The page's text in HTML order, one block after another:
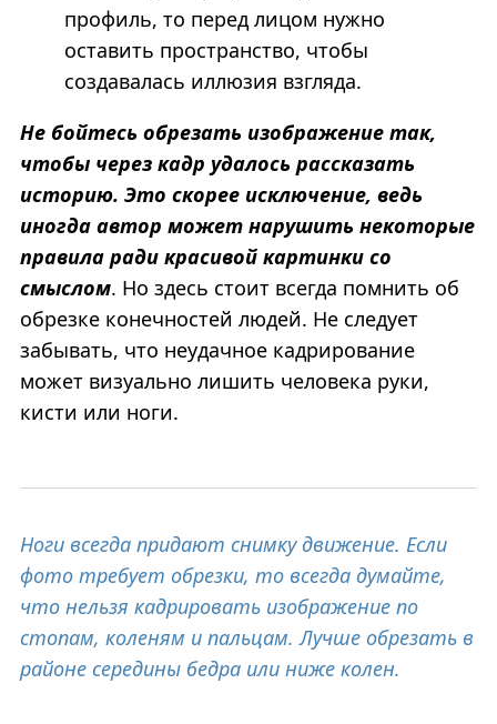
профиль, то перед лицом нужно
оставить пространство, чтобы
создавалась иллюзия взгляда.
Не бойтесь обрезать изображение так,
чтобы через кадр удалось рассказать
историю. Это скорее исключение, ведь
иногда автор может нарушить некоторые
правила ради красивой картинки со
смыслом. Но здесь стоит всегда помнить об
обрезке конечностей людей. Не следует
забывать, что неудачное кадрирование
может визуально лишить человека руки,
кисти или ноги.
Ноги всегда придают снимку движение. Если
фото требует обрезки, то всегда думайте,
что нельзя кадрировать изображение по
стопам, коленям и пальцам. Лучше обрезать в
районе середины бедра или ниже колен.